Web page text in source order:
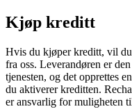
Kjøp kreditt
Hvis du kjøper kreditt, vil
fra oss. Leverandøren er
tjenesten, og det opprettes
du aktiverer kreditten.
er ansvarlig for muligheten